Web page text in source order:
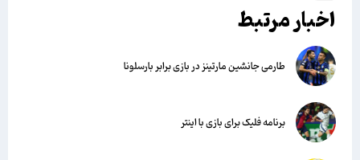
اخبار مرتبط
طارمی جانشین مارتینز در بازی برابر بارسلونا
برنامه فلیک برای بازی با اینتر